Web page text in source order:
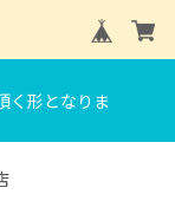
く形となりま